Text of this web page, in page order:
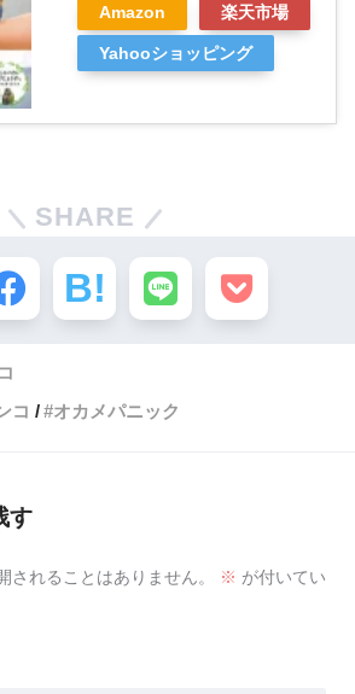
Amazon 楽天市場
Yahooショッピング
SHARE
コ オカメパニック
す
されることはありません。 ※ が付いてい